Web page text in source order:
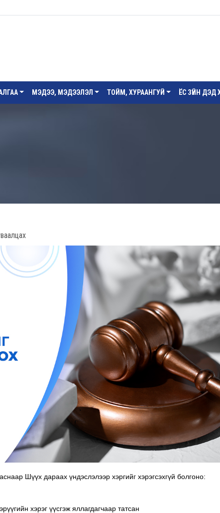
МЭДЭЭ, МЭДЭЭЛЭЛ ТОЙМ, ХУРААНГУЙ ЁС ЗҮЙН ДЭД
Шүүх дараах үндэслэлээр хэргийг хэрэгсэхгүй болгоно:
хэрэг үүсгэж яллагдагчаар татсан